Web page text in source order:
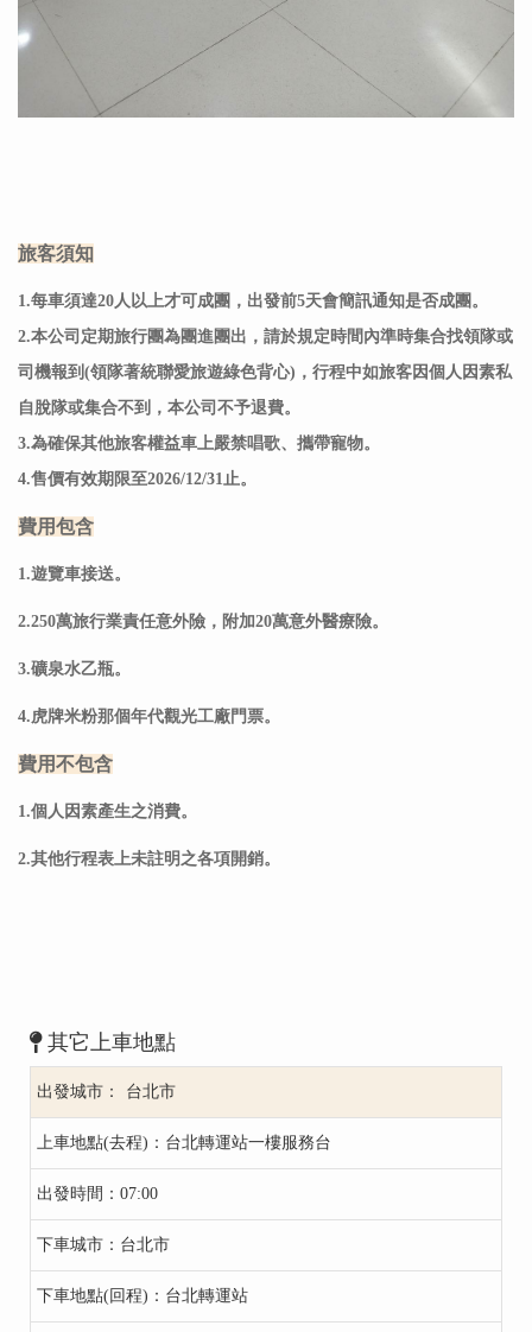
旅客須知
1.每車須達20人以上才可成團，出發前5天會簡訊通知是否成團。
2.本公司定期旅行團為團進團出，請於規定時間內準時集合找領隊或
司機報到(領隊著統聯愛旅遊綠色背心)，行程中如旅客因個人因素私
自脫隊或集合不到，本公司不予退費。
3.為確保其他旅客權益車上嚴禁唱歌、攜帶寵物。
4.售價有效期限至2026/12/31止。
費用包含
1.遊覽車接送。
2.250萬旅行業責任意外險，附加20萬意外醫療險。
3.礦泉水乙瓶。
4.虎牌米粉那個年代觀光工廠門票。
費用不包含
1.個人因素產生之消費。
2.其他行程表上未註明之各項開銷。
其它上車地點
台北市
台北轉運站一樓服務台
07:00
台北市
台北轉運站